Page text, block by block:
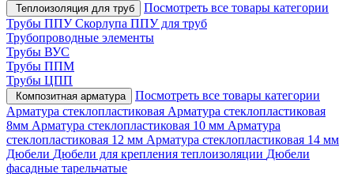
Теплоизоляция для труб
Посмотреть все товары категории
Трубы ППУСкорлупа ППУ для труб
Трубопроводные элементы
Трубы ВУС
Трубы ППМ
Трубы ЦПП
Композитная арматура
Посмотреть все товары категории
Арматура стеклопластиковая Арматура стеклопластиковая
8мм Арматура стеклопластиковая 10 мм Арматура
стеклопластиковая 12 мм Арматура стеклопластиковая 14 мм
Дюбели Дюбели для крепления теплоизоляции Дюбели
фасадные тарельчатые